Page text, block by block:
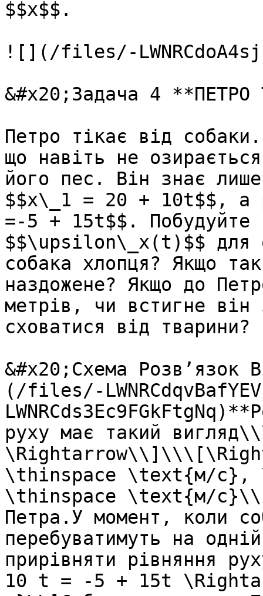
$$x$$.
![](/files/-
&#x20;Задача 4 **ПЕТРО
Петро тiкає вiд собаки.
що навiть не
його пес. Вiн знає
$$x\_1 = 20 + 10t$$, а
=-5 + 15t$$.
$$\upsilon\_x(t)$$ для
собака хлопця? Якщо
наздожене? Якщо до
метрiв, чи встигне вiн
сховатися вiд тварини?
&#x20;Схема
(/files/-
руху має такий
\thinspace \text{м/с},
\thinspace \text{м/
Петра.У момент, коли
перебуватимуть на
прирiвняти рiвняння
10 t = -5 + 15t